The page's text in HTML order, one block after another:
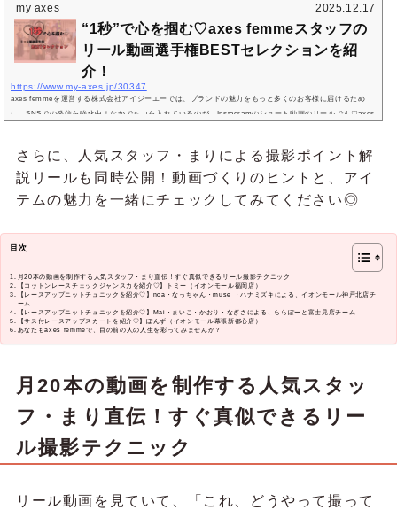
my axes 2025.12.17
“1秒”で心を掴む♡axes femmeスタッフの
リール動画選手権BESTセレクションを紹
介！
https://www.my-axes.jp/30347
axes femmeを運営する株式会社アイジーエーでは、ブランドの魅力をもっと多くのお客様に届けるため
に、SNSでの発信を強化中！なかでも力を入れているのが、Instagramのショート動画のリールです♡axes
スタッフたちに感想やこだわりポイントを聞きました◎りお（イオンモールKYOTO店） この投稿をInstag
ramで見る り...
さらに、人気スタッフ・まりによる撮影ポイント解
説リールも同時公開！動画づくりのヒントと、アイ
テムの魅力を一緒にチェックしてみてください◎
目次
月20本の動画を制作する人気スタッフ・まり直伝！すぐ真似できるリール撮影テクニック
【コットンレースチェックジャンスカを紹介♡】トミー（イオンモール福岡店）
【レースアップニットチュニックを紹介♡】noa・なっちゃん・muse ・ハナミズキによる、イオンモール神戸北店チ
ーム
【レースアップニットチュニックを紹介♡】Mai・まいこ・かおり・なぎさによる、ららぽーと富士見店チーム
【サス付レースアップスカートを紹介♡】ぽんず（イオンモール幕張新都心店）
あなたもaxes femmeで、目の前の人の人生を彩ってみませんか？
月20本の動画を制作する人気スタッ
フ・まり直伝！すぐ真似できるリー
ル撮影テクニック
リール動画を見ていて、「これ、どうやって撮って